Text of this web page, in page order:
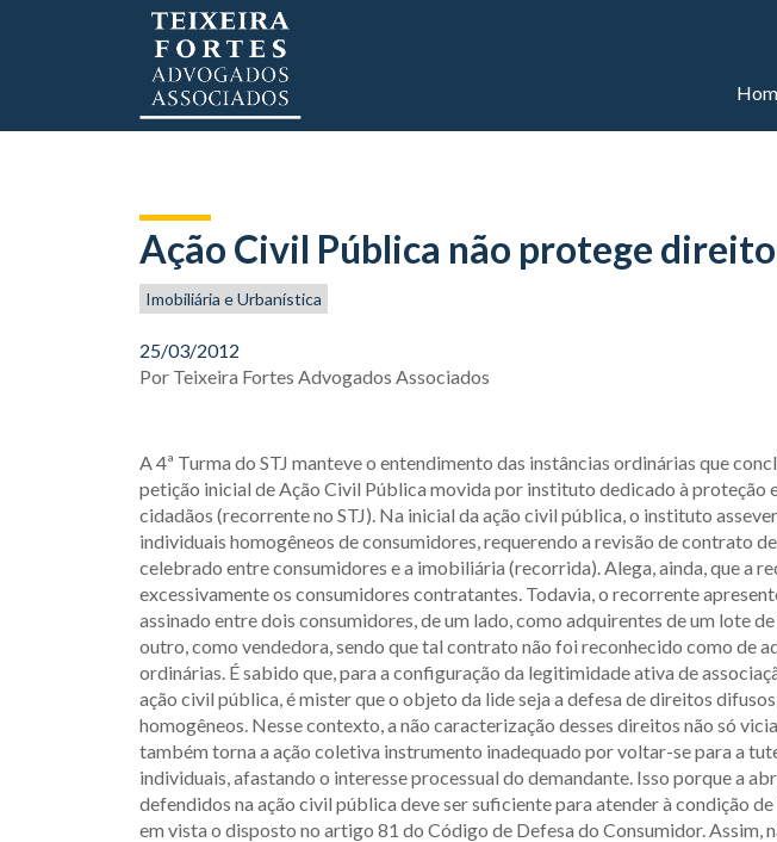
Ação Civil Pública não protege
Imobiliária e Urbanística
25/03/2012
Por Teixeira Fortes Advogados Associados
A 4ª Turma do STJ manteve o entendimento das instâncias ordinárias que
petição inicial de Ação Civil Pública movida por instituto dedicado à proteção
cidadãos (recorrente no STJ). Na inicial da ação civil pública, o instituto
individuais homogêneos de consumidores, requerendo a revisão de contrato
celebrado entre consumidores e a imobiliária (recorrida). Alega, ainda, que a
excessivamente os consumidores contratantes. Todavia, o recorrente
assinado entre dois consumidores, de um lado, como adquirentes de um lote
outro, como vendedora, sendo que tal contrato não foi reconhecido como de
ordinárias. É sabido que, para a configuração da legitimidade ativa de
ação civil pública, é mister que o objeto da lide seja a defesa de direitos
homogêneos. Nesse contexto, a não caracterização desses direitos não só
também torna a ação coletiva instrumento inadequado por voltar-se para a
individuais, afastando o interesse processual do demandante. Isso porque a
defendidos na ação civil pública deve ser suficiente para atender à condição
em vista o disposto no artigo 81 do Código de Defesa do Consumidor. Assim,